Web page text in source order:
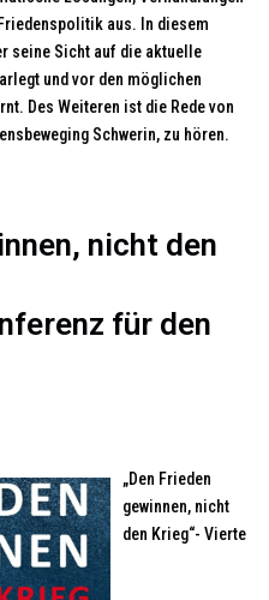
aus. In diesem
seine Sicht auf die aktuelle
und vor den möglichen
Des Weiteren ist die Rede von
Schwerin, zu hören.
nicht den
für den
„Den Frieden
gewinnen, nicht
den Krieg“- Vierte